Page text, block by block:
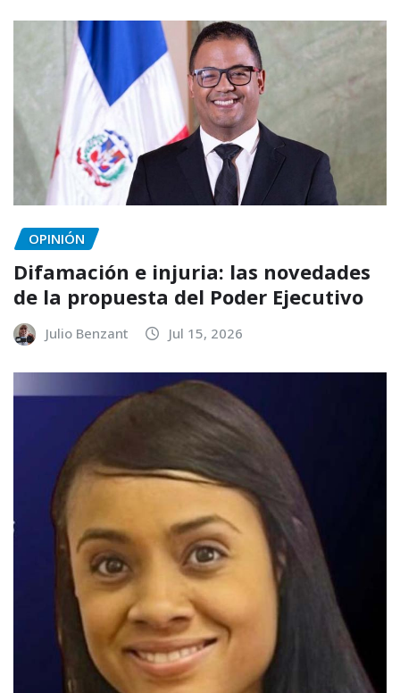
OPINIÓN
Difamación e injuria: las novedades
de la propuesta del Poder Ejecutivo
Julio Benzant Jul 15, 2026